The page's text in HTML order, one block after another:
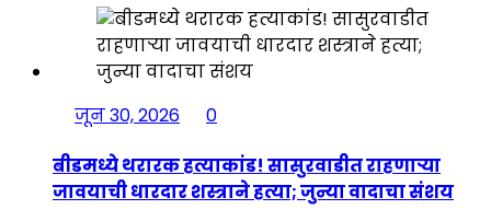
जून 30, 2026
0
बीडमध्ये थरारक हत्याकांड! सासुरवाडीत राहणाऱ्या
जावयाची धारदार शस्त्राने हत्या; जुन्या वादाचा संशय